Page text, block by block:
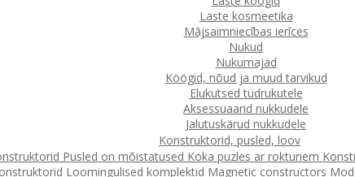
Laste kosmeetika
Mājsaimniecības ierīces
Nukud
Nukumajad
Köögid, nõud ja muud tarvikud
Elukutsed tüdrukutele
Aksessuaarid nukkudele
Jalutuskärud nukkudele
Konstruktorid, pusled, loov
Pusled on mõistatused Koka puzles ar rokturiem
Loomingulised komplektid Magnetic constructors